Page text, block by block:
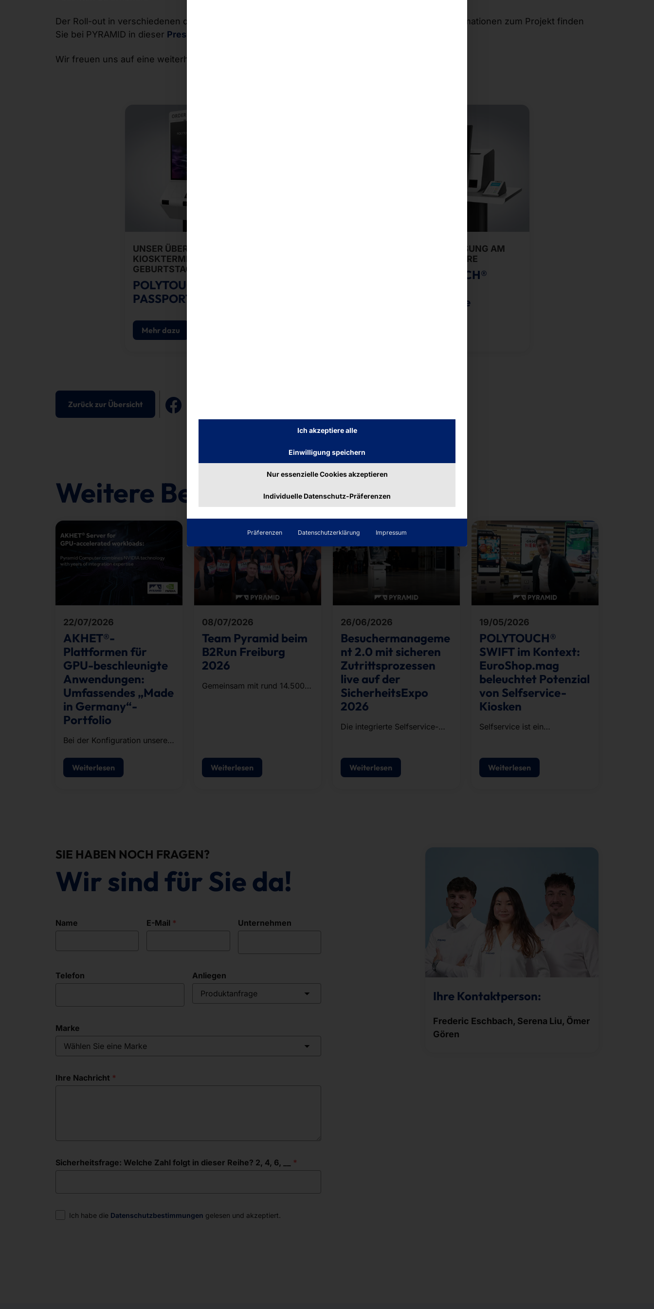
Der Roll-out in verschiedenen deutschen Krankenhäusern hat bereits begonnen. Detaillierte Informationen zum Projekt finden
Sie bei PYRAMID in dieser Pressemitteilung
Wir freuen uns auf eine weiterhin erfolgreiche Zusammenarbeit mit OrgaCard!
UNSER ÜBERALL-
KIOSKTERMINAL FEIERT
GEBURTSTAG
POLYTOUCH®
PASSPORT 32
Mehr dazu
DIGITALE LÖSUNG AM
POINT OF CARE
POLYTOUCH®
Healthcare
Zurück zur Übersicht
Weitere Beiträge
22/07/2026
AKHET®-
Plattformen für
GPU-beschleunigte
Anwendungen:
Umfassendes „Made
in Germany“-
Portfolio
Bei der Konfiguration unserer
die KI-Infrastruktur von
NVIDIA.
Weiterlesen
08/07/2026
Team Pyramid beim
B2Run Freiburg
2026
Gemeinsam mit rund 14.500
Weiterlesen
26/06/2026
Besuchermanageme
nt 2.0 mit sicheren
Zutrittsprozessen
live auf der
SicherheitsExpo
2026
Die integrierte Selfservice-
Ausweisdruck und
Zutrittskontrolle.
Weiterlesen
19/05/2026
POLYTOUCH®
SWIFT im Kontext:
EuroShop.mag
beleuchtet Potenzial
von Selfservice-
Kiosken
Selfservice ist ein
Weiterlesen
SIE HABEN NOCH FRAGEN?
Wir sind für Sie da!
Name E-Mail Unternehmen
Telefon
Anliegen
Produktanfrage
Marke
Wählen Sie eine Marke
Ihre Nachricht
Sicherheitsfrage: Welche Zahl folgt in dieser Reihe? 2, 4, 6, __
Einwilligung
Ich habe die Datenschutzbestimmungen gelesen und akzeptiert.
Ihre Kontaktperson:
Frederic Eschbach, Serena Liu, Ömer
Gören
Ich akzeptiere alle
Einwilligung speichern
Nur essenzielle Cookies akzeptieren
Individuelle Datenschutz-Präferenzen
Präferenzen Datenschutzerklärung Impressum